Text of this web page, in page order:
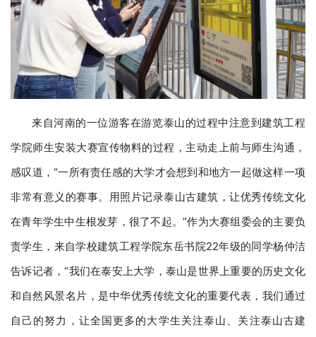
来自河南的一位游客在游览泰山的过程中注意到建筑工程
学院师生安装大赛宣传物料的过程，主动走上前与师生沟通，
感叹道，“一所有责任感的大学才会想到和地方一起做这样一项
非常有意义的赛事。用照片记录泰山古建筑，让优秀传统文化
在青年学生中生根发芽，很了不起。”作为大赛组委会的主要负
责学生，来自学校建筑工程学院东岳书院22年级的同学杨仲洁
告诉记者，“我们在泰安上大学，泰山是世界上重要的历史文化
和自然风景名片，是中华优秀传统文化的重要代表，我们通过
自己的努力，让全国更多的大学生关注泰山、关注泰山古建